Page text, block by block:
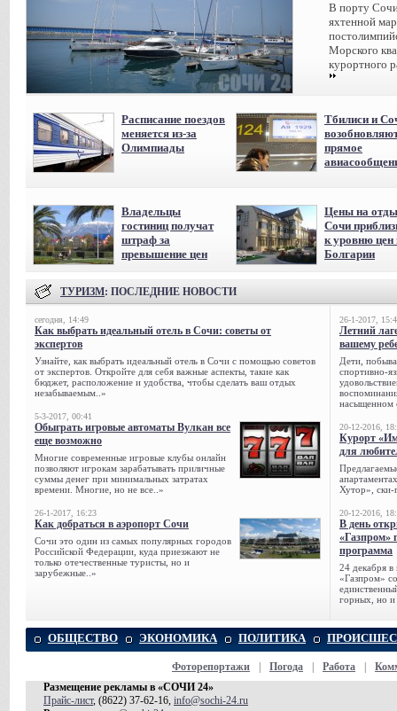
В порту
яхтенной
Морского
курортного
Расписание поездов
меняется из-за
Олимпиады
Тбилиси и
прямое
Владельцы
гостиниц получат
штраф за
превышение цен
Цены на
Сочи
к уровню цен
Болгарии
ТУРИЗМ: ПОСЛЕДНИЕ НОВОСТИ
сегодня, 14:49
Как выбрать идеальный отель в Сочи: советы от
экспертов
Узнайте, как выбрать идеальный отель в Сочи с помощью советов
от экспертов. Откройте для себя важные аспекты, такие как
бюджет, расположение и удобства, чтобы сделать ваш отдых
незабываемым..»
5-3-2017, 00:41
Обыграть игровые автоматы Вулкан все
еще возможно
Многие современные игровые клубы онлайн
позволяют игрокам зарабатывать приличные
суммы денег при минимальных затратах
времени. Многие, но не все..»
26-1-2017, 16:23
Как добраться в аэропорт Сочи
Сочи это один из самых популярных городов
Российской Федерации, куда приезжают не
только отечественные туристы, но и
зарубежные..»
26-1-2017,
Летний
вашему
Дети,
спортивно-
насыщенном
20-12-2016,
Курорт
для
Хутор», ски-
20-12-2016,
В день
«Газпром»
программа
24 декабря в
«Газпром»
горных, но
ОБЩЕСТВО ЭКОНОМИКА ПОЛИТИКА
Фоторепортажи Погода Работа
Размещение рекламы в «СОЧИ 24»
Прайс-лист, (8622) 37-62-16, info@sochi-24.ru